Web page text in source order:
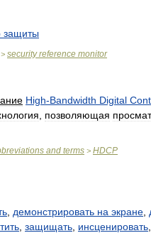
защиты
> security reference monitor
High-Bandwidth Digital
позволяющая
and terms > HDCP
демонстрировать на экране
защищать инсценировать